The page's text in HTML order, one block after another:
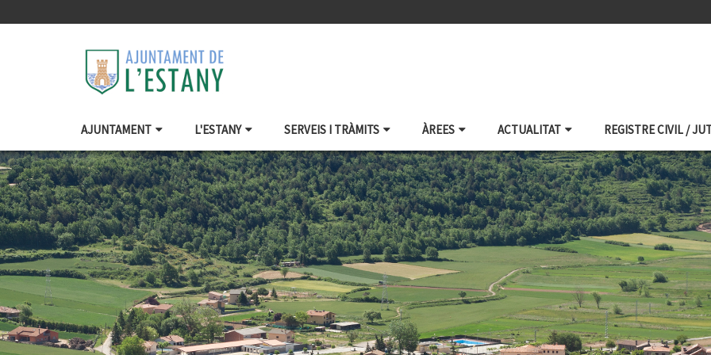
AJUNTAMENT L'ESTANY SERVEIS I TRÀMITS ÀREES ACTUALITAT REGISTRE CIVIL /